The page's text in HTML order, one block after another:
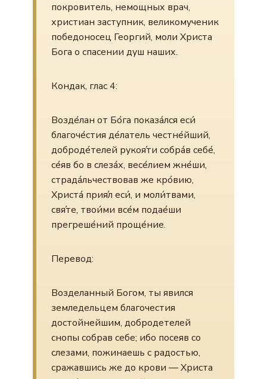
покровитель, немощных врач,
христиан заступник, великомученик
победоносец Георгий, моли Христа
Бога о спасении душ наших.
Кондак, глас 4:
Возде́лан от Бо́га показа́лся еси́
благоче́стия де́латель честне́йший,
доброде́телей рукоя́ти собра́в себе́,
се́яв бо в слеза́х, весе́лием жне́ши,
страда́льчествовав же кро́вию,
Христа́ прия́л еси́, и моли́твами,
свя́те, твои́ми все́м подае́ши
прегреше́ний проще́ние.
Перевод:
Возделанный Богом, ты явился
земледельцем благочестия
достойнейшим, добродетелей
снопы собрав себе; ибо посеяв со
слезами, пожинаешь с радостью,
сражавшись же до крови — Христа